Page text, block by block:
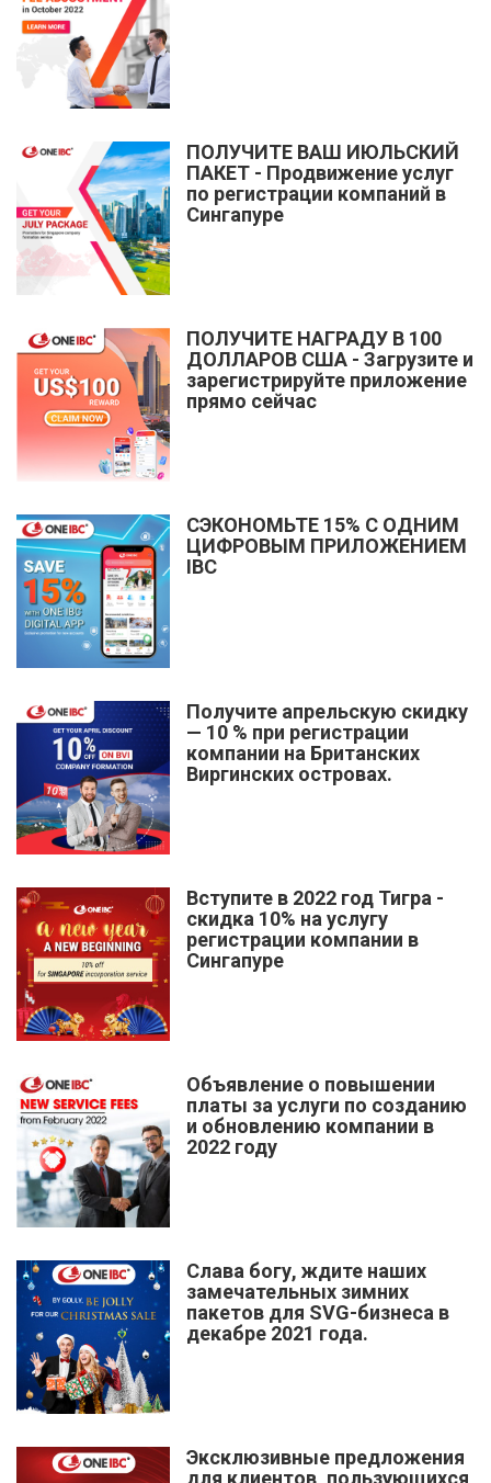
ПОЛУЧИТЕ ВАШ ИЮЛЬСКИЙ
ПАКЕТ - Продвижение услуг
по регистрации компаний в
Сингапуре
ПОЛУЧИТЕ НАГРАДУ В 100
ДОЛЛАРОВ США - Загрузите и
зарегистрируйте приложение
прямо сейчас
СЭКОНОМЬТЕ 15% С ОДНИМ
ЦИФРОВЫМ ПРИЛОЖЕНИЕМ
IBC
Получите апрельскую скидку
— 10 % при регистрации
компании на Британских
Виргинских островах.
Вступите в 2022 год Тигра -
скидка 10% на услугу
регистрации компании в
Сингапуре
Объявление о повышении
платы за услуги по созданию
и обновлению компании в
2022 году
Слава богу, ждите наших
замечательных зимних
пакетов для SVG-бизнеса в
декабре 2021 года.
Эксклюзивные предложения
для клиентов, пользующихся